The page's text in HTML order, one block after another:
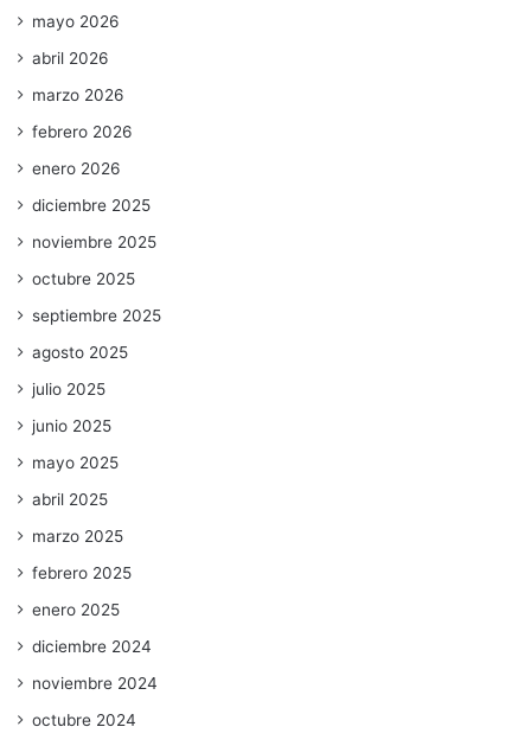
mayo 2026
abril 2026
marzo 2026
febrero 2026
enero 2026
diciembre 2025
noviembre 2025
octubre 2025
septiembre 2025
agosto 2025
julio 2025
junio 2025
mayo 2025
abril 2025
marzo 2025
febrero 2025
enero 2025
diciembre 2024
noviembre 2024
octubre 2024